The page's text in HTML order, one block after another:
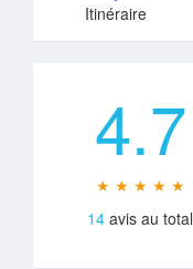
Itinéraire
4.7
★ ★ ★ ★ ★
14 avis au total